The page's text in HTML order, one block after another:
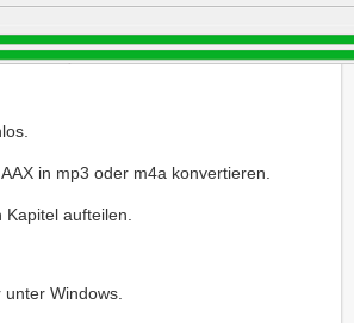
in mp3 oder m4a konvertieren.
Kapitel aufteilen.
Windows.